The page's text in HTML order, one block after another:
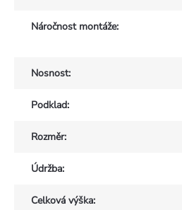
Náročnost montáže:
Nosnost:
Podklad:
Rozměr:
Údržba:
Celková výška: